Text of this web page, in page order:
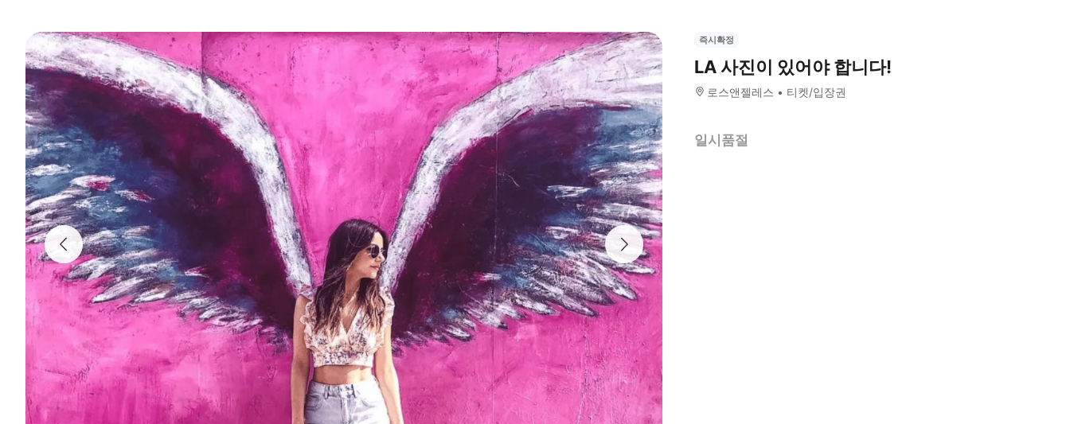
즉시확정
LA 사진이 있어야 합니다!
로스앤젤레스 티켓/입장권
일시품절